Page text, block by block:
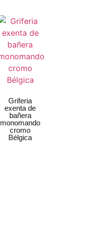
Griferia
exenta de
bañera
monomando
cromo
Bélgica